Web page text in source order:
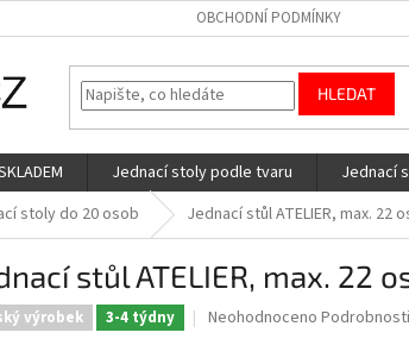
OBCHODNÍ PODMÍNKY
HLEDAT
Jednací stoly podle tvaru Jednací
stoly do 20 osob Jednací stůl ATELIER, max. 22
stůl ATELIER, max. 22
výrobek 3-4 týdny
Průměrné
Neohodnoceno